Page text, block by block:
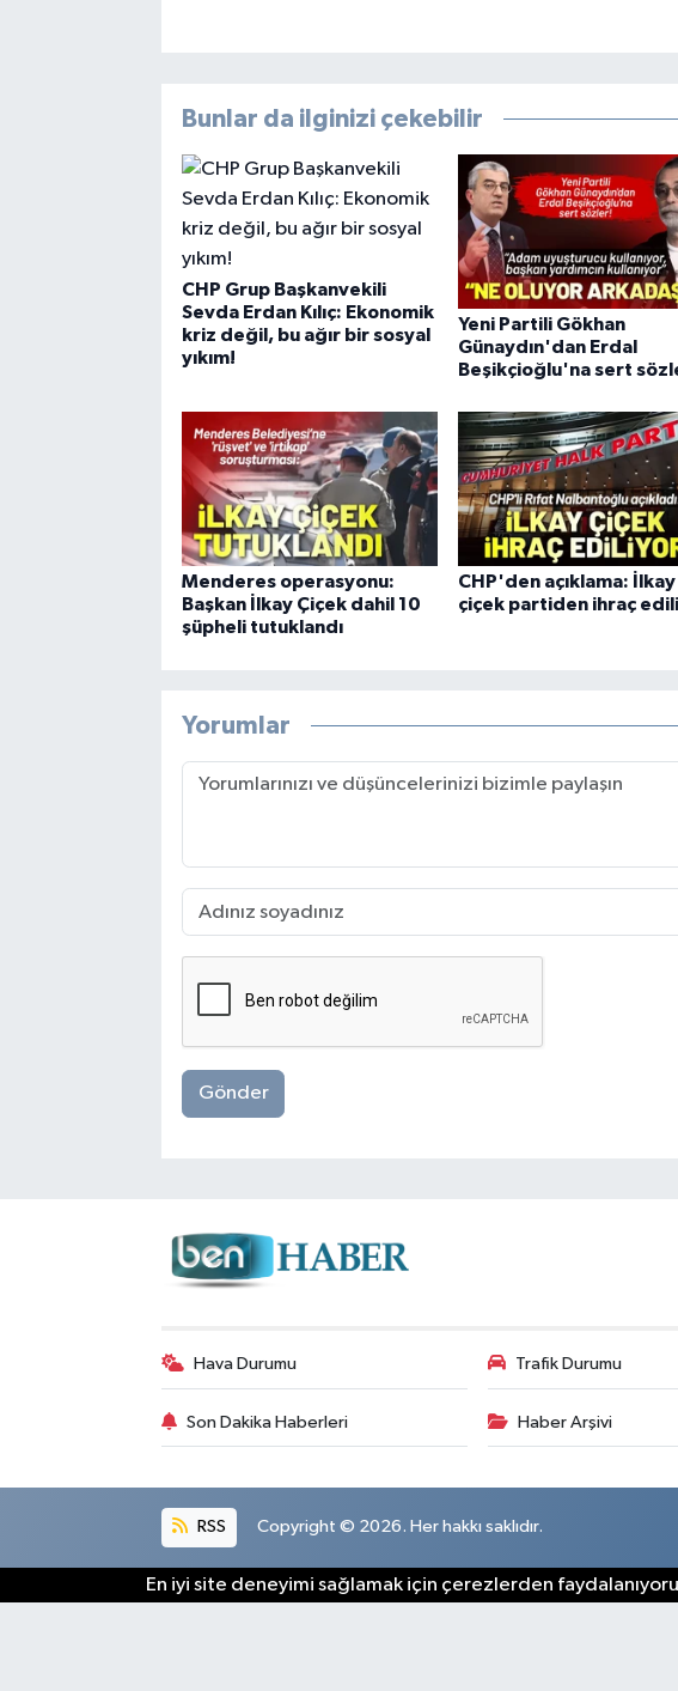
Bunlar da ilginizi çekebilir
CHP Grup Başkanvekili
Sevda Erdan Kılıç: Ekonomik
kriz değil, bu ağır bir sosyal
yıkım!
Yeni Partili Gökhan
Günaydın'dan Erdal
Beşikçioğlu'na sert
Menderes operasyonu:
Başkan İlkay Çiçek dahil 10
şüpheli tutuklandı
CHP'den açıklama: İlkay
çiçek partiden ihraç
Yorumlar
Gönder
Hava Durumu Trafik Durumu
Son Dakika Haberleri Haber Arşivi
RSS Copyright © 2026. Her hakkı saklıdır.
En iyi site deneyimi sağlamak için çerezlerden